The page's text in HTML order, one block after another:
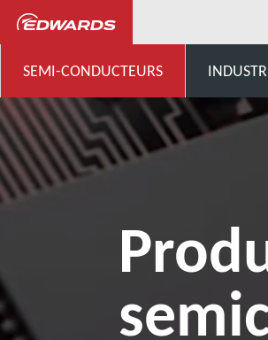
SEMI-CONDUCTEURS